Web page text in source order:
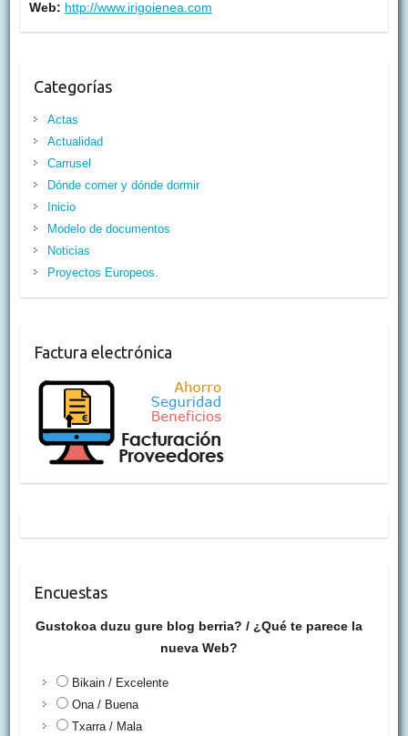
Web: http://www.irigoienea.com
Categorías
Actas
Actualidad
Carrusel
Dónde comer y dónde dormir
Inicio
Modelo de documentos
Noticias
Proyectos Europeos.
Factura electrónica
Encuestas
Gustokoa duzu gure blog berria? / ¿Qué te parece la
nueva Web?
Bikain / Excelente
Ona / Buena
Txarra / Mala